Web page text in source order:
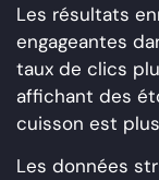
Les résultats
engageantes
taux de clics
affichant des
cuisson est
Les données